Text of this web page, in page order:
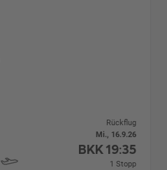
Rückflug
Mi., 16.9.26
BKK19:35
1 Stopp